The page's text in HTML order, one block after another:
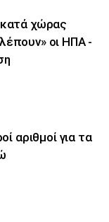
χώρας
οι ΗΠΑ -
αριθμοί για τα